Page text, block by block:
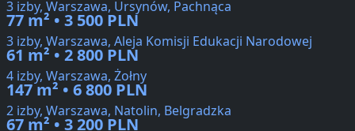
3 izby, Warszawa, Ursynów, Pachnąca
77 m² • 3 500 PLN
3 izby, Warszawa, Aleja Komisji Edukacji Narodowej
61 m² • 2 800 PLN
4 izby, Warszawa, Żołny
147 m² • 6 800 PLN
2 izby, Warszawa, Natolin, Belgradzka
67 m² • 3 200 PLN